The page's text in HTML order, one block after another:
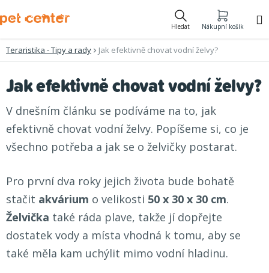
na
Hledat Nákupní košík
Teraristika - Tipy a rady Jak efektivně chovat vodní želvy?
Jak efektivně chovat vodní želvy?
V dnešním článku se podíváme na to, jak
efektivně chovat vodní želvy. Popíšeme si, co je
všechno potřeba a jak se o želvičky postarat.
Pro první dva roky jejich života bude bohatě
stačit akvárium o velikosti 50 x 30 x 30 cm.
Želvička také ráda plave, takže jí dopřejte
dostatek vody a místa vhodná k tomu, aby se
také měla kam uchýlit mimo vodní hladinu.